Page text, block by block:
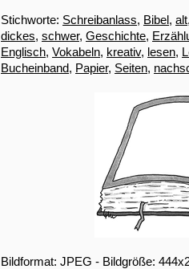
Stichworte: Schreibanlass, Bibel, alt
dickes, schwer, Geschichte,
Englisch, Vokabeln, kreativ, lesen,
Bucheinband, Papier, Seiten,
Bildformat: JPEG - Bildgröße: